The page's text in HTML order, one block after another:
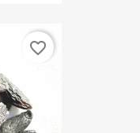
favorite_border